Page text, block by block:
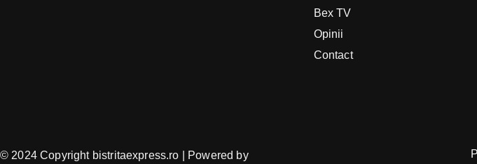
Bex TV
Opinii
Contact
© 2024 Copyright bistritaexpress.ro | Powered by